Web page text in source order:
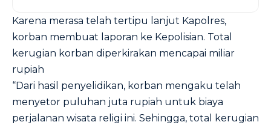
Karena merasa telah tertipu lanjut Kapolres,
korban membuat laporan ke Kepolisian. Total
kerugian korban diperkirakan mencapai miliar
rupiah
“Dari hasil penyelidikan, korban mengaku telah
menyetor puluhan juta rupiah untuk biaya
perjalanan wisata religi ini. Sehingga, total kerugian